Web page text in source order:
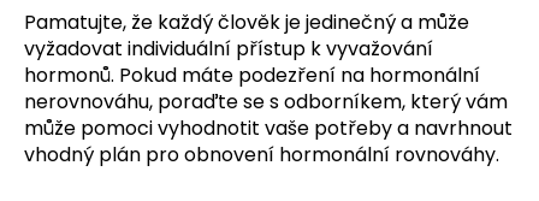
Pamatujte, že každý člověk je jedinečný a může
vyžadovat individuální přístup k vyvažování
hormonů. Pokud máte podezření na hormonální
nerovnováhu, poraďte se s odborníkem, který vám
může pomoci vyhodnotit vaše potřeby a navrhnout
vhodný plán pro obnovení hormonální rovnováhy.